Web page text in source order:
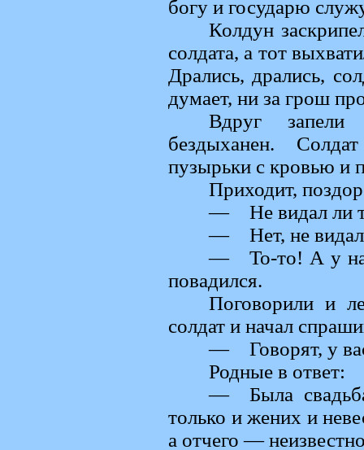
богу и государю
Колдун
солдата, а тот
Дрались, дрались,
думает, ни за грош
Вдруг
бездыханен.
пузырьки с кровью и
Приходит,
— Не видал ли
— Нет, не
— То-то! А у нас
повадился.
Поговорили и
солдат и начал
— Говорят, у вас
Родные в ответ:
— Была
только и жених и
а отчего —